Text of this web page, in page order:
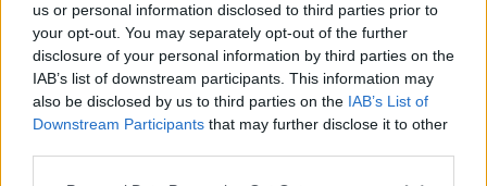
us or personal information disclosed to third parties prior to
your opt-out. You may separately opt-out of the further
disclosure of your personal information by third parties on the
IAB’s list of downstream participants. This information may
also be disclosed by us to third parties on the IAB’s List of
Downstream Participants that may further disclose it to other
Non è stato trovato nessun articolo.
Vai al sito in modalità classica